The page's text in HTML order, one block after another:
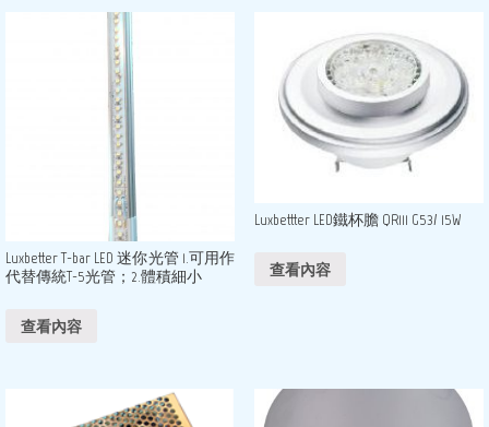
Luxbetter T-bar LED 迷你光管 1.可用作
代替傳統T-5光管；2.體積細小
查看內容
Luxbettter LED鐵杯膽 QR111 G53/ 15W
查看內容